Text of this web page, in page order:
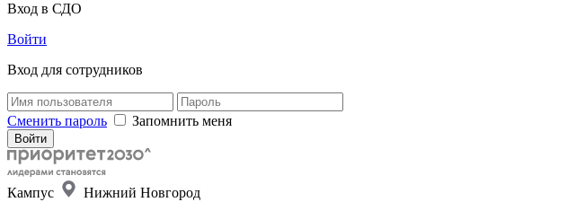
Вход в СДО
Войти
Вход для сотрудников
Сменить пароль Запомнить меня
Кампус
Нижний Новгород